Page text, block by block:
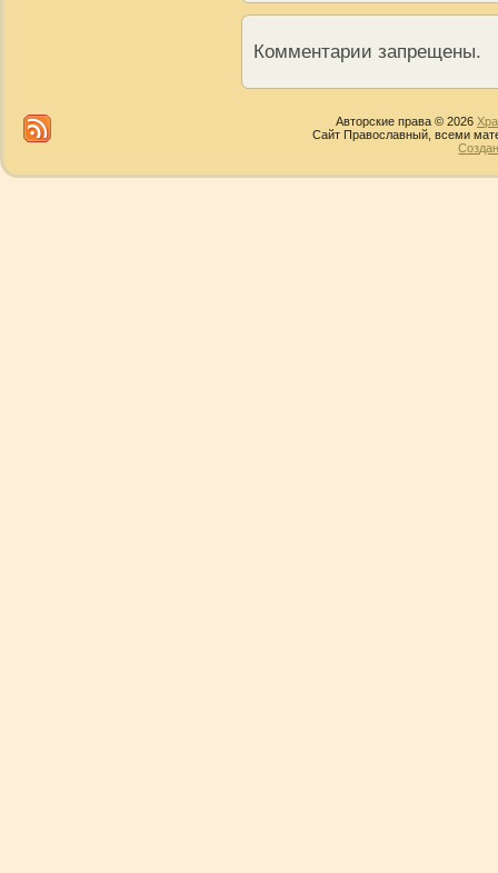
Комментарии запрещены.
Авторские права © 2026
Сайт Православный, всеми